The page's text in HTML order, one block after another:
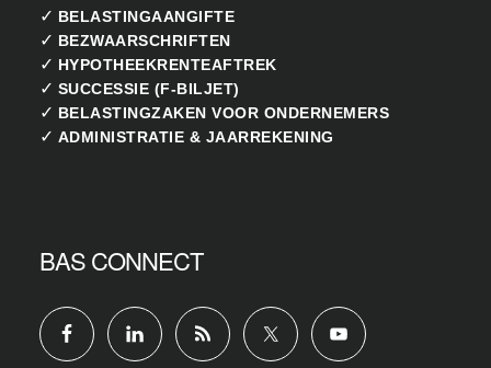
✓ BELASTINGAANGIFTE
✓ BEZWAARSCHRIFTEN
✓ HYPOTHEEKRENTEAFTREK
✓ SUCCESSIE (F-BILJET)
✓ BELASTINGZAKEN VOOR ONDERNEMERS
✓ ADMINISTRATIE & JAARREKENING
BAS CONNECT